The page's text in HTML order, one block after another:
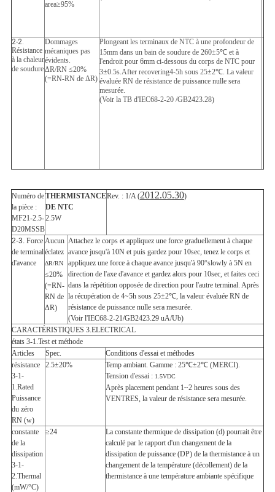
area≥95%
2-2.
Résistance
à la chaleur
de soudure
Dommages
mécaniques pas
évidents.
ΔR/RN ≤20%
(=RN-RN de ΔR)
Plongeant les terminaux de NTC à une profondeur de
15mm dans un bain de soudure de 260±5℃ et à
l'endroit pour 6mm ci-dessous du corps de NTC pour
3±0.5s.After recovering4-5h sous 25±2℃. La valeur
évaluée RN de résistance de puissance nulle sera
mesurée.
(Voir la TB d'IEC68-2-20 /GB2423.28)
Numéro de
la pièce :
MF21-2.5-
D20MSSB
THERMISTANCE
DE NTC
2.5W
Rev. : 1/A (2012.05.30)
2-3. Force
de terminal
d'avance
Aucun
éclatez
ΔR/RN
≤20%
(=RN-
RN de
ΔR)
Attachez le corps et appliquez une force graduellement à chaque
avance jusqu'à 10N et puis gardez pour 10sec, tenez le corps et
appliquez une force à chaque avance jusqu'à 90°slowly à 5N en
direction de l'axe d'avance et gardez alors pour 10sec, et faites ceci
dans la répétition opposée de direction pour l'autre terminal. Après
la récupération de 4~5h sous 25±2℃, la valeur évaluée RN de
résistance de puissance nulle sera mesurée.
(Voir l'IEC68-2-21/GB2423.29 uA/Ub)
CARACTÉRISTIQUES 3.ELECTRICAL
états 3-1.Test et méthode
Articles
Spec.
Conditions d'essai et méthodes
résistance
3-1-
1.Rated
Puissance
du zéro
RN (w)
2.5±20%
Temp ambiant. Gamme : 25℃±2℃ (MERCI).
Tension d'essai : 1.5VDC
Après placement pendant 1~2 heures sous des
VENTRES, la valeur de résistance sera mesurée.
constante
de la
dissipation
3-1-
2.Thermal
(mW/°C)
≥24
La constante thermique de dissipation (d) pourrait être
calculé par le rapport d'un changement de la
dissipation de puissance (DP) de la thermistance à un
changement de la température (décollement) de la
thermistance à une température ambiante spécifique